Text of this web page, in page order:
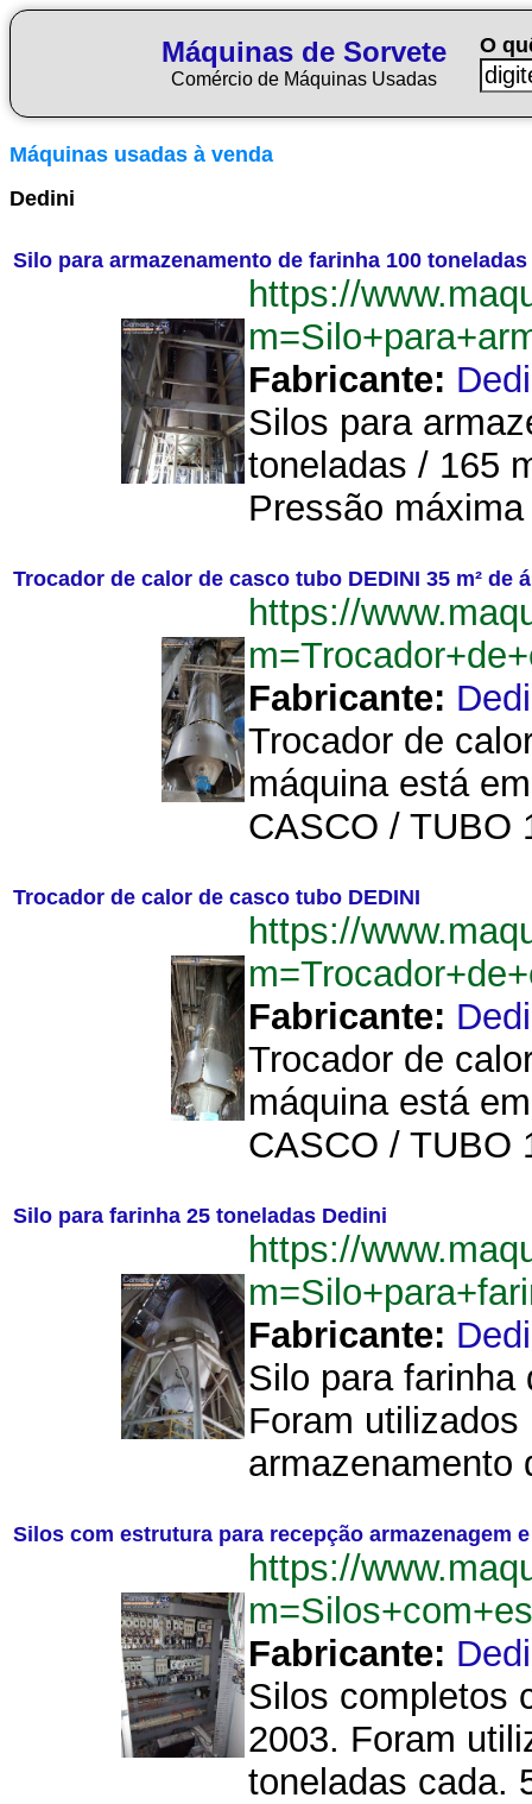
Máquinas de Sorvete
Comércio de Máquinas Usadas
O
Máquinas usadas à venda
Dedini
Silo para armazenamento de farinha 100
https://
Fabricante:
Silos para
toneladas / 165
Pressão
Trocador de calor de casco tubo DEDINI 35 m² de
https://
Fabricante:
Trocador de
máquina está
CASCO / TUBO
Trocador de calor de casco tubo DEDINI
https://
Fabricante:
Trocador de
máquina está
CASCO / TUBO
Silo para farinha 25 toneladas Dedini
https://
Fabricante:
Silo para farinha
Foram
armazenamento
Silos com estrutura para recepção armazenagem
https://
Fabricante:
Silos completos
2003. Foram
toneladas cada.